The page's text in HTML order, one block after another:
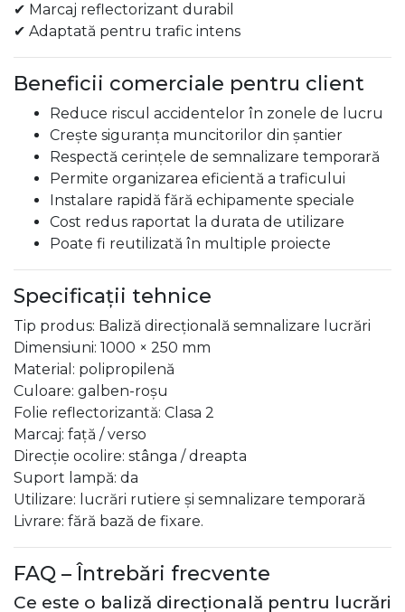
✔ Marcaj reflectorizant durabil
✔ Adaptată pentru trafic intens
Beneficii comerciale pentru client
Reduce riscul accidentelor în zonele de lucru
Crește siguranța muncitorilor din șantier
Respectă cerințele de semnalizare temporară
Permite organizarea eficientă a traficului
Instalare rapidă fără echipamente speciale
Cost redus raportat la durata de utilizare
Poate fi reutilizată în multiple proiecte
Specificații tehnice
Tip produs: Baliză direcțională semnalizare lucrări
Dimensiuni: 1000 × 250 mm
Material: polipropilenă
Culoare: galben-roșu
Folie reflectorizantă: Clasa 2
Marcaj: față / verso
Direcție ocolire: stânga / dreapta
Suport lampă: da
Utilizare: lucrări rutiere și semnalizare temporară
Livrare: fără bază de fixare.
FAQ – Întrebări frecvente
Ce este o baliză direcțională pentru lucrări